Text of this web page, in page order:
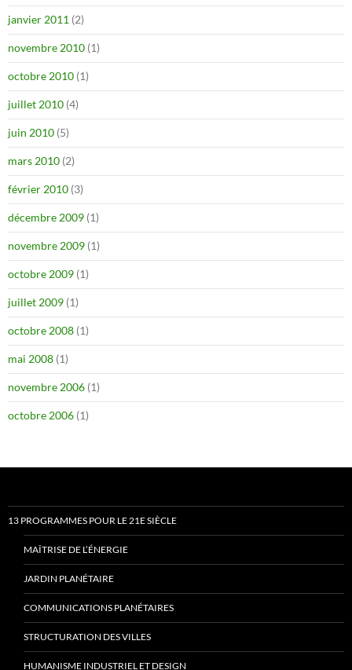
janvier 2011 (2)
novembre 2010 (1)
octobre 2010 (1)
juillet 2010 (4)
juin 2010 (5)
mars 2010 (2)
février 2010 (3)
décembre 2009 (1)
novembre 2009 (1)
octobre 2009 (1)
juillet 2009 (1)
octobre 2008 (1)
mai 2008 (1)
novembre 2006 (1)
octobre 2006 (1)
13 PROGRAMMES POUR LE 21E SIÈCLE
MAÎTRISE DE L’ÉNERGIE
JARDIN PLANÉTAIRE
COMMUNICATIONS PLANÉTAIRES
STRUCTURATION DES VILLES
HUMANISME INDUSTRIEL ET DESIGN